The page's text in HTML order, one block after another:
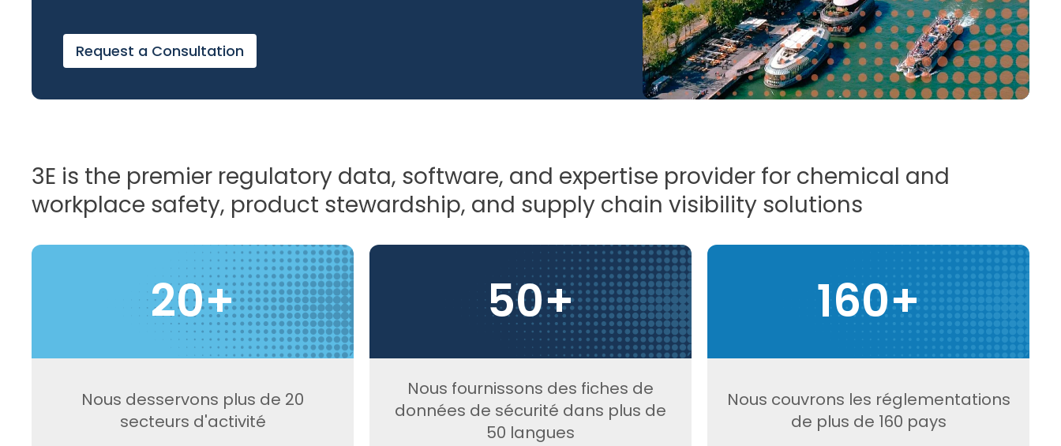
Request a Consultation
3E is the premier regulatory data, software, and expertise provider for chemical and
workplace safety, product stewardship, and supply chain visibility solutions
20+
Nous desservons plus de 20
secteurs d'activité
50+
Nous fournissons des fiches de
données de sécurité dans plus de
50 langues
160+
Nous couvrons les réglementations
de plus de 160 pays